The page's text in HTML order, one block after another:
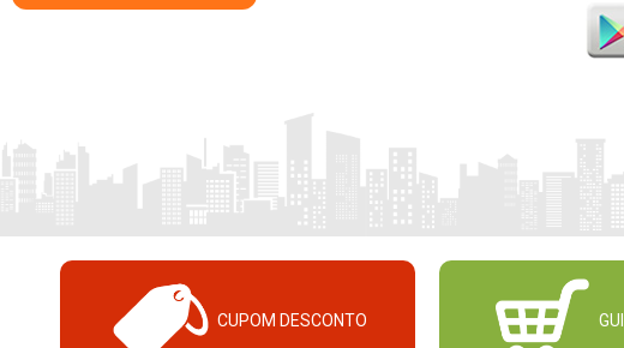
CUPOM DESCONTO